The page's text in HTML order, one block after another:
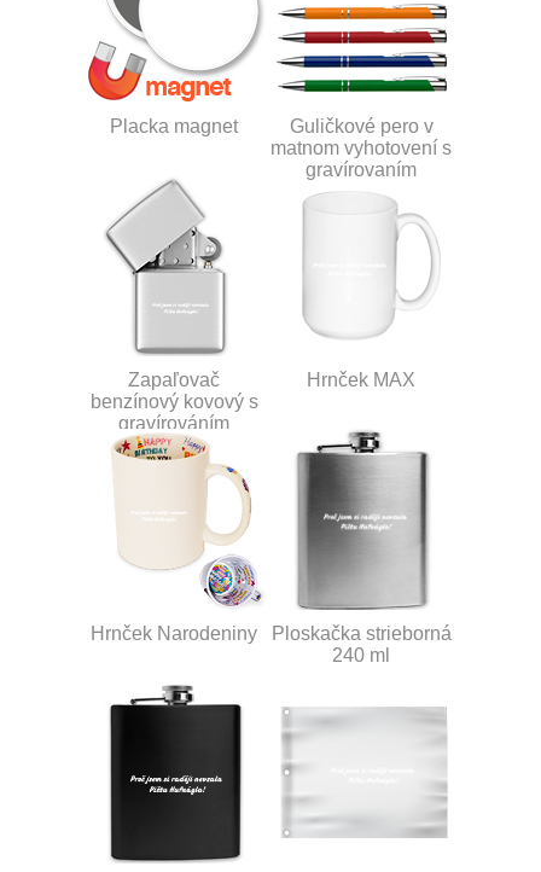
Placka magnet
Guličkové pero v
matnom vyhotovení s
gravírovaním
Zapaľovač
benzínový kovový s
gravírováním
Hrnček MAX
Hrnček Narodeniny
Ploskačka strieborná
240 ml